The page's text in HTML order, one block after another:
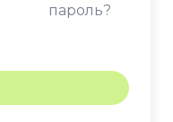
пароль?